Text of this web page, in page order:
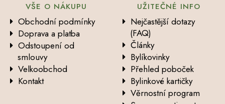
VŠE O NÁKUPU
Obchodní podmínky
Doprava a platba
Odstoupení od
smlouvy
Velkoobchod
Kontakt
UŽITEČNÉ INFO
Nejčastější dotazy
(FAQ)
Články
Bylíkovinky
Přehled poboček
Bylinkové kartičky
Věrnostní program